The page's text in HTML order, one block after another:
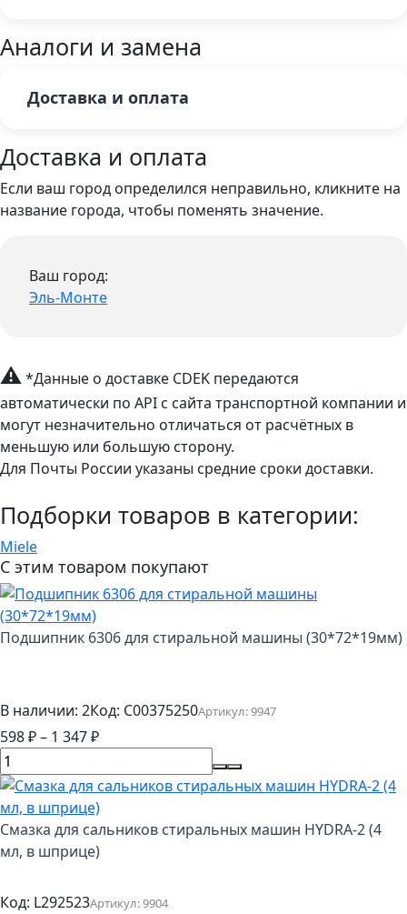
Аналоги и замена
Доставка и оплата
Доставка и оплата
Если ваш город определился неправильно, кликните на
название города, чтобы поменять значение.
Ваш город:
Эль-Монте
⚠*Данные о доставке CDEK передаются
автоматически по API с сайта транспортной компании и
могут незначительно отличаться от расчётных в
меньшую или большую сторону.
Для Почты России указаны средние сроки доставки.
Подборки товаров в категории:
Miele
С этим товаром покупают
Подшипник 6306 для стиральной машины (30*72*19мм)
В наличии: 2Код: C00375250Артикул:9947
598₽– 1 347₽
Смазка для сальников стиральных машин HYDRA-2 (4
мл, в шприце)
Код: L292523Артикул:9904